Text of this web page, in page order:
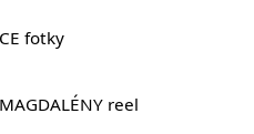
fotky
reel